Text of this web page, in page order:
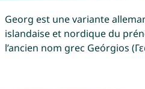
Georg est une variante
islandaise et nordique du
l’ancien nom grec Geórgios